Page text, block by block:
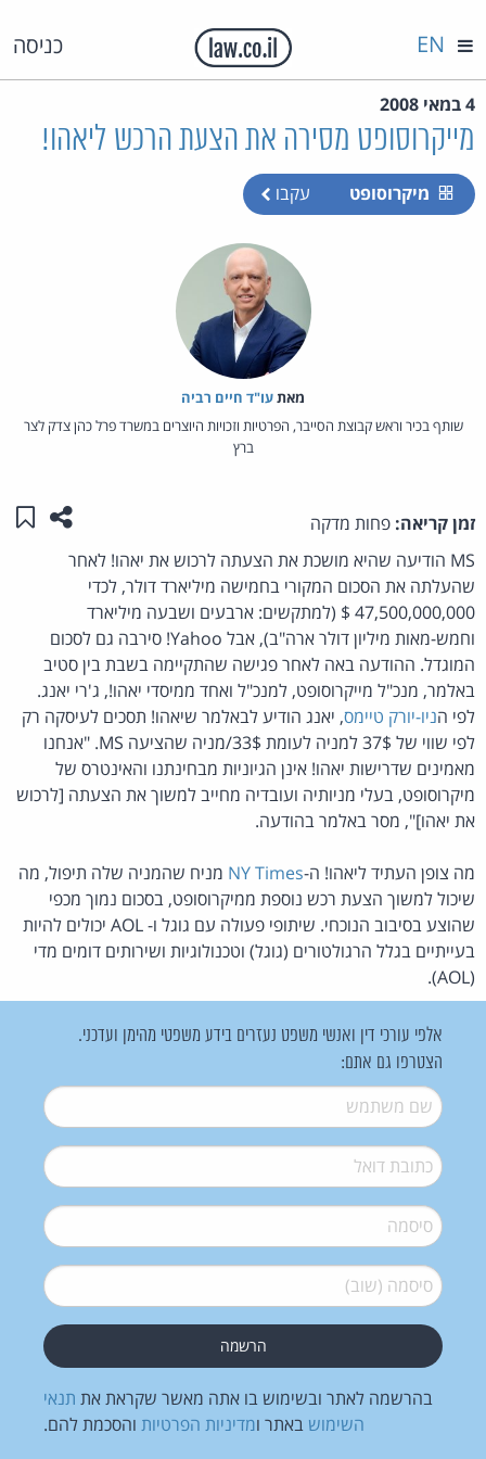
כניסה EN
4 במאי 2008
מייקרוסופט מסירה את הצעת הרכש ליאהו!
מיקרוסופט עקבו
מאת‏עו"ד חיים רביה
שותף בכיר וראש קבוצת הסייבר, הפרטיות וזכויות היוצרים במשרד פרל כהן צדק לצר
ברץ
זמן קריאה: פחות מדקה שתפו
MS הודיעה שהיא מושכת את הצעתה לרכוש את יאהו! לאחר
שהעלתה את הסכום המקורי בחמישה מיליארד דולר, לכדי
47,500,000,000 $ (למתקשים: ארבעים ושבעה מיליארד
וחמש-מאות מיליון דולר ארה"ב), אבל Yahoo! סירבה גם לסכום
המוגדל. ההודעה באה לאחר פגישה שהתקיימה בשבת בין סטיב
באלמר, מנכ"ל מייקרוסופט, למנכ"ל ואחד ממיסדי יאהו!, ג'רי יאנג.
לפי הניו-יורק טיימס, יאנג הודיע לבאלמר שיאהו! תסכים לעיסקה רק
לפי שווי של 37$ למניה לעומת 33$/מניה שהציעה MS. "אנחנו
מאמינים שדרישות יאהו! אינן הגיוניות מבחינתנו והאינטרס של
מיקרוסופט, בעלי מניותיה ועובדיה מחייב למשוך את הצעתה [לרכוש
את יאהו]", מסר באלמר בהודעה.
מה צופן העתיד ליאהו! ה-NY Times מניח שהמניה שלה תיפול, מה
שיכול למשוך הצעת רכש נוספת ממיקרוסופט, בסכום נמוך מכפי
שהוצע בסיבוב הנוכחי. שיתופי פעולה עם גוגל ו- AOL יכולים להיות
בעייתיים בגלל הרגולטורים (גוגל) וטכנולוגיות ושירותים דומים מדי
(AOL).
אלפי עורכי דין ואנשי משפט נעזרים בידע משפטי מהימן ועדכני.
הצטרפו גם אתם:
שם משתמש*
דואל*
סיסמה*
סיסמה (שוב)*
בהרשמה לאתר ובשימוש בו אתה מאשר שקראת את תנאי
השימוש באתר ומדיניות הפרטיות והסכמת להם.